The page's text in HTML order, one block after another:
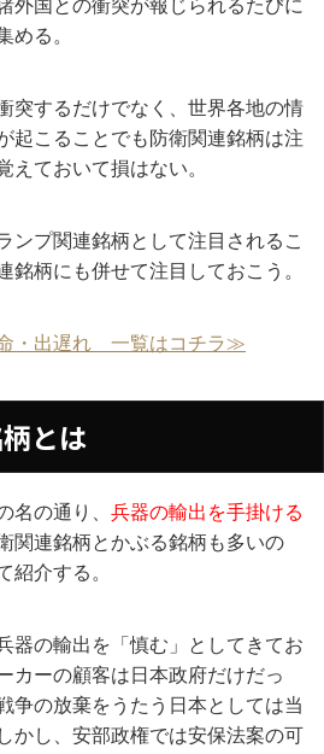
外国との衝突が報じられるたびに
める。
突するだけでなく、世界各地の情
起こることでも防衛関連銘柄は注
えておいて損はない。
ンプ関連銘柄として注目されるこ
銘柄にも併せて注目しておこう。
・出遅れ 一覧はコチラ≫
とは
名の通り、 兵器の輸出を手掛ける
関連銘柄とかぶる銘柄も多いの
紹介する。
器の輸出を「慎む」としてきてお
カーの顧客は日本政府だけだっ
争の放棄をうたう日本としては当
かし、安部政権では安保法案の可